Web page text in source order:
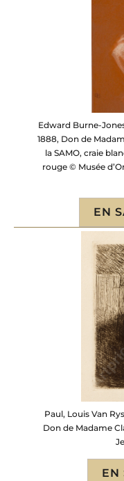
Edward Burne-
1888, Don de
la SAMO, craie
rouge © Musée
EN
Paul, Louis Van
Don de Madame
EN